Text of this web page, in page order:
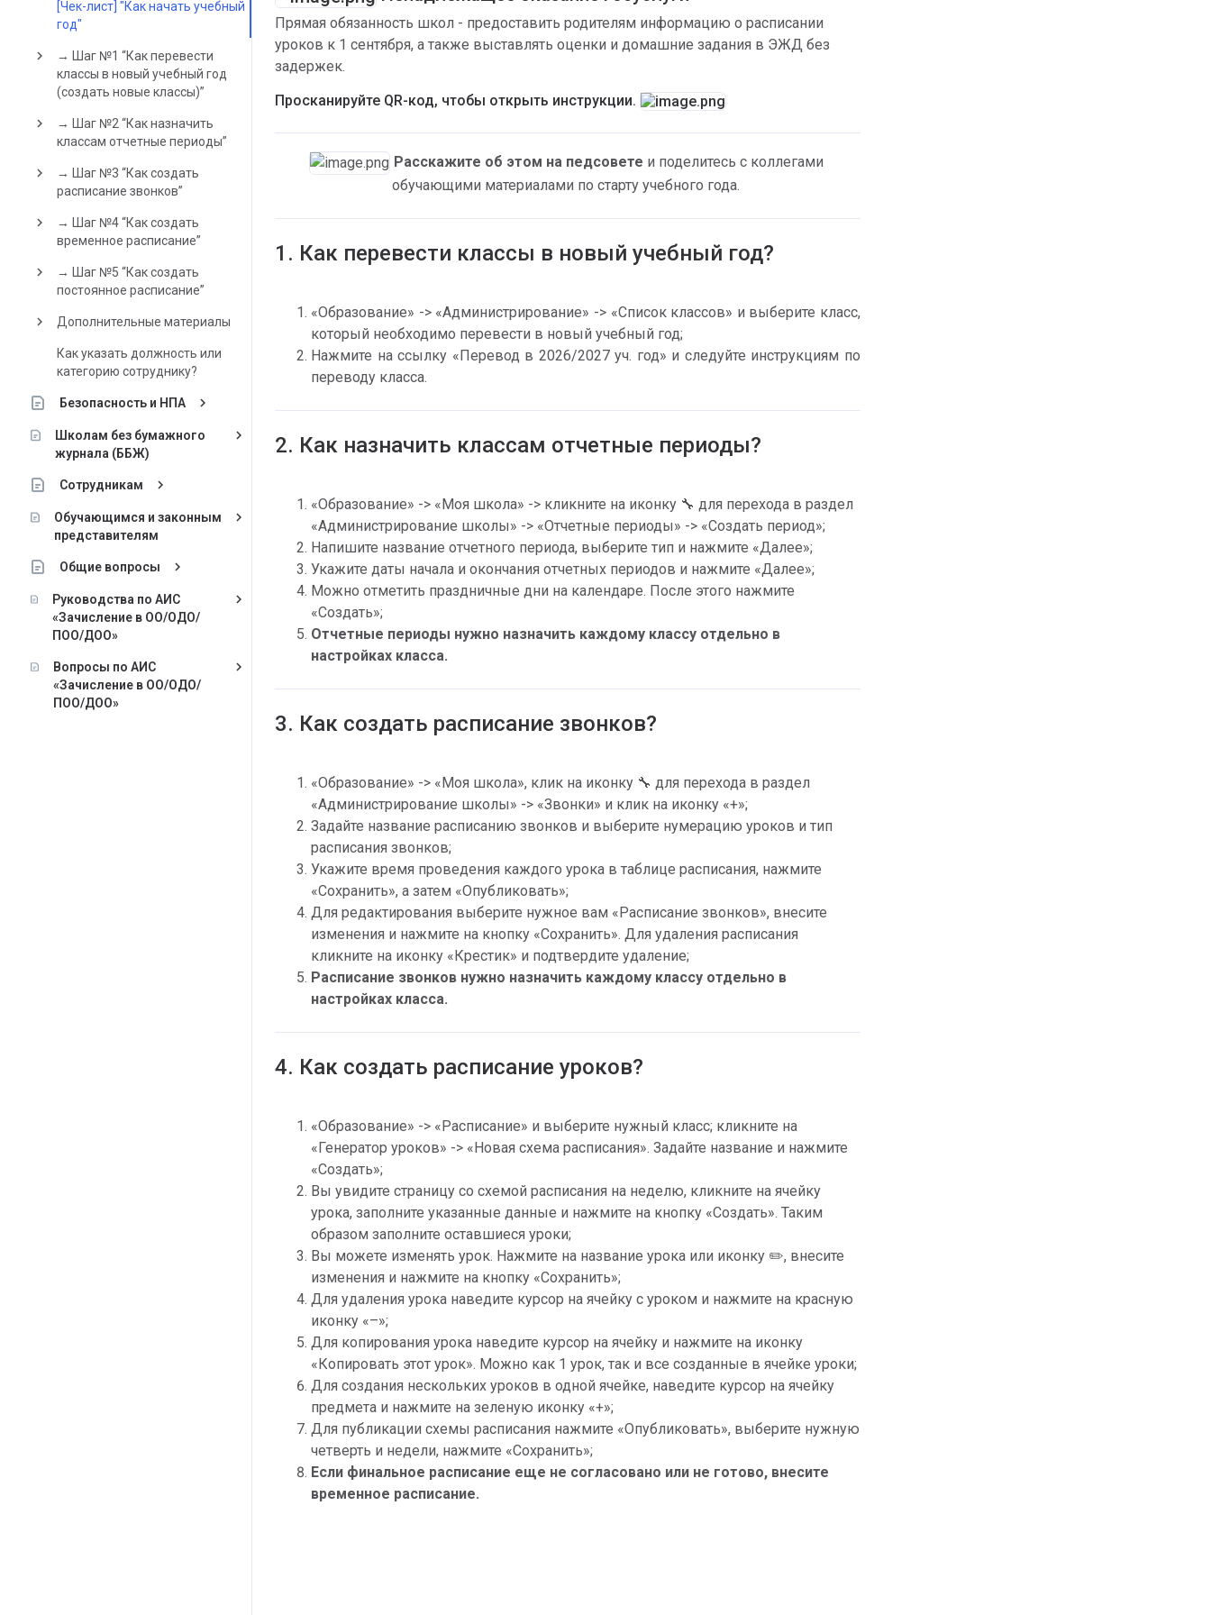
[Чек-лист] "Как начать учебный
год"
keyboard_arrow_right
→ Шаг №1 “Как перевести
классы в новый учебный год
(создать новые классы)”
keyboard_arrow_right
→ Шаг №2 “Как назначить
классам отчетные периоды”
keyboard_arrow_right
→ Шаг №3 “Как создать
расписание звонков”
keyboard_arrow_right
→ Шаг №4 “Как создать
временное расписание”
keyboard_arrow_right
→ Шаг №5 “Как создать
постоянное расписание”
keyboard_arrow_right Дополнительные материалы
Как указать должность или
категорию сотруднику?
Безопасность и НПА keyboard_arrow_right
Школам без бумажного
журнала (ББЖ)
keyboard_arrow_right
Сотрудникам keyboard_arrow_right
Обучающимся и законным
представителям
keyboard_arrow_right
Общие вопросы keyboard_arrow_right
Руководства по АИС
«Зачисление в ОО/ОДО/
ПОО/ДОО»
keyboard_arrow_right
Вопросы по АИС
«Зачисление в ОО/ОДО/
ПОО/ДОО»
keyboard_arrow_right
Прямая обязанность школ - предоставить родителям информацию о расписании
уроков к 1 сентября, а также выставлять оценки и домашние задания в ЭЖД без
задержек.
Просканируйте QR-код, чтобы открыть инструкции.
Расскажите об этом на педсовете и поделитесь с коллегами
обучающими материалами по старту учебного года.
1. Как перевести классы в новый учебный год?
«Образование» -> «Администрирование» -> «Список классов» и выберите класс,
который необходимо перевести в новый учебный год;
Нажмите на ссылку «Перевод в 2026/2027 уч. год» и следуйте инструкциям по
переводу класса.
2. Как назначить классам отчетные периоды?
«Образование» -> «Моя школа» -> кликните на иконку 🔧 для перехода в раздел
«Администрирование школы» -> «Отчетные периоды» -> «Создать период»;
Напишите название отчетного периода, выберите тип и нажмите «Далее»;
Укажите даты начала и окончания отчетных периодов и нажмите «Далее»;
Можно отметить праздничные дни на календаре. После этого нажмите
«Создать»;
Отчетные периоды нужно назначить каждому классу отдельно в
настройках класса.
3. Как создать расписание звонков?
«Образование» -> «Моя школа», клик на иконку 🔧 для перехода в раздел
«Администрирование школы» -> «Звонки» и клик на иконку «+»;
Задайте название расписанию звонков и выберите нумерацию уроков и тип
расписания звонков;
Укажите время проведения каждого урока в таблице расписания, нажмите
«Сохранить», а затем «Опубликовать»;
Для редактирования выберите нужное вам «Расписание звонков», внесите
изменения и нажмите на кнопку «Сохранить». Для удаления расписания
кликните на иконку «Крестик» и подтвердите удаление;
Расписание звонков нужно назначить каждому классу отдельно в
настройках класса.
4. Как создать расписание уроков?
«Образование» -> «Расписание» и выберите нужный класс; кликните на
«Генератор уроков» -> «Новая схема расписания». Задайте название и нажмите
«Создать»;
Вы увидите страницу со схемой расписания на неделю, кликните на ячейку
урока, заполните указанные данные и нажмите на кнопку «Создать». Таким
образом заполните оставшиеся уроки;
Вы можете изменять урок. Нажмите на название урока или иконку ✏️, внесите
изменения и нажмите на кнопку «Сохранить»;
Для удаления урока наведите курсор на ячейку с уроком и нажмите на красную
иконку «–»;
Для копирования урока наведите курсор на ячейку и нажмите на иконку
«Копировать этот урок». Можно как 1 урок, так и все созданные в ячейке уроки;
Для создания нескольких уроков в одной ячейке, наведите курсор на ячейку
предмета и нажмите на зеленую иконку «+»;
Для публикации схемы расписания нажмите «Опубликовать», выберите нужную
четверть и недели, нажмите «Сохранить»;
Если финальное расписание еще не согласовано или не готово, внесите
временное расписание.